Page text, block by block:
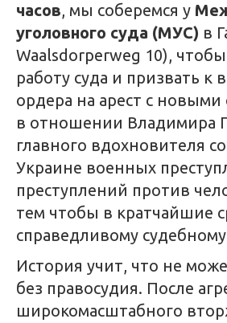
часов, мы соберемся у
уголовного суда (МУС) в
Waalsdorperweg 10),
работу суда и призвать к
ордера на арест с
в отношении Владимира
главного вдохновителя
Украине военных
преступлений против
тем чтобы в кратчайшие
справедливому судебному
История учит, что не
без правосудия. После
широкомасштабного